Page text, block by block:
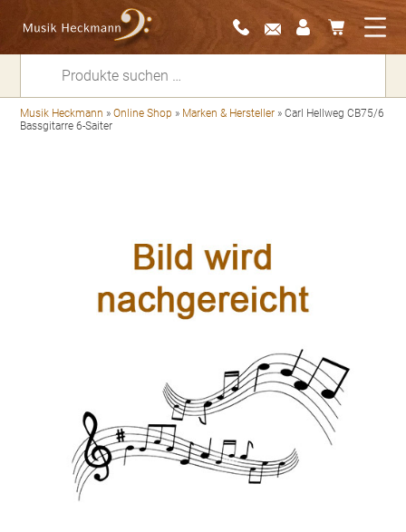
Musik Heckmann »Online Shop » Marken & Hersteller »Carl Hellweg CB75/6
Bassgitarre 6-Saiter